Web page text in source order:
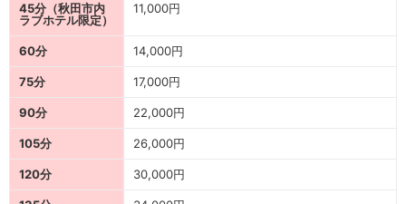
45分（秋田市内
ラブホテル限定）
11,000円
60分 14,000円
75分 17,000円
90分 22,000円
105分 26,000円
120分 30,000円